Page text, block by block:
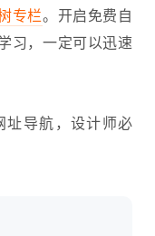
专栏。开启免费自
习，一定可以迅速
址导航，设计师必